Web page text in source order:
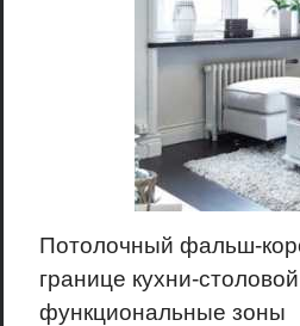
Потолочный фальш-
границе кухни-
функциональные зоны